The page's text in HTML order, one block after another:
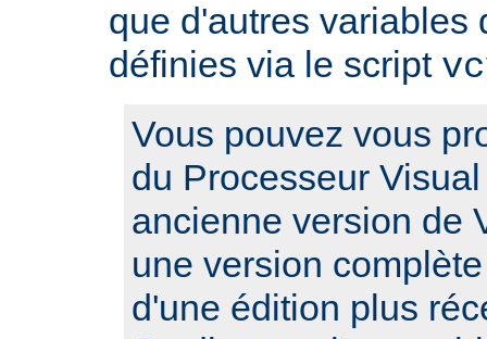
que d'autres variables
définies via le script
Vous pouvez vous
du Processeur
ancienne version de
une version
d'une édition plus